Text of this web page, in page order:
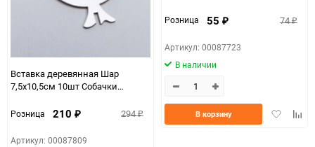
Вставка деревянная Шар
7,5х10,5см 10шт Собачки
Розница 210 ₽ 294₽
Артикул: 00087809
Розница 55 ₽ 74₽
Артикул: 00087723
В наличии
Добавить
В корзину